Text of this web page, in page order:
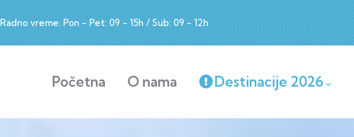
Radno vreme: Pon - Pet: 09 - 15h / Sub: 09 - 12h
Početna O nama Destinacije 2026